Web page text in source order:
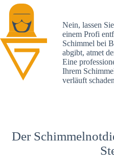
Nein, lassen
einem Profi
Schimmel bei
abgibt, atmet
Eine
Ihrem
verläuft
Der